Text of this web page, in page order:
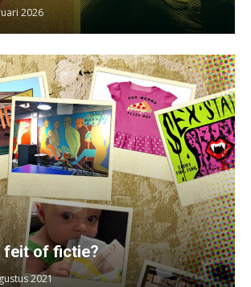
2026
feit of fictie?
2021